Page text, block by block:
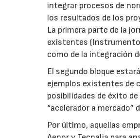
integrar procesos de
los resultados de los
La primera parte de la
existentes
como de la integración
El segundo bloque
ejemplos existentes de
posibilidades de éxito
“acelerador a mercado”
Por último, aquellas